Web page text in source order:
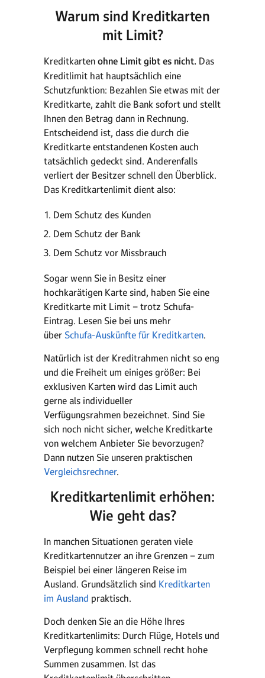
Warum sind Kreditkarten
mit Limit?
Kreditkarten ohne Limit gibt es nicht. Das
Kreditlimit hat hauptsächlich eine
Schutzfunktion: Bezahlen Sie etwas mit der
Kreditkarte, zahlt die Bank sofort und stellt
Ihnen den Betrag dann in Rechnung.
Entscheidend ist, dass die durch die
Kreditkarte entstandenen Kosten auch
tatsächlich gedeckt sind. Anderenfalls
verliert der Besitzer schnell den Überblick.
Das Kreditkartenlimit dient also:
Dem Schutz des Kunden
Dem Schutz der Bank
Dem Schutz vor Missbrauch
Sogar wenn Sie in Besitz einer
hochkarätigen Karte sind, haben Sie eine
Kreditkarte mit Limit – trotz Schufa-
Eintrag. Lesen Sie bei uns mehr
über Schufa-Auskünfte für Kreditkarten.
Natürlich ist der Kreditrahmen nicht so eng
und die Freiheit um einiges größer: Bei
exklusiven Karten wird das Limit auch
gerne als individueller
Verfügungsrahmen bezeichnet. Sind Sie
sich noch nicht sicher, welche Kreditkarte
von welchem Anbieter Sie bevorzugen?
Dann nutzen Sie unseren praktischen
Vergleichsrechner.
Kreditkartenlimit erhöhen:
Wie geht das?
In manchen Situationen geraten viele
Kreditkartennutzer an ihre Grenzen – zum
Beispiel bei einer längeren Reise im
Ausland. Grundsätzlich sind Kreditkarten
im Ausland praktisch.
Doch denken Sie an die Höhe Ihres
Kreditkartenlimits: Durch Flüge, Hotels und
Verpflegung kommen schnell recht hohe
Summen zusammen. Ist das